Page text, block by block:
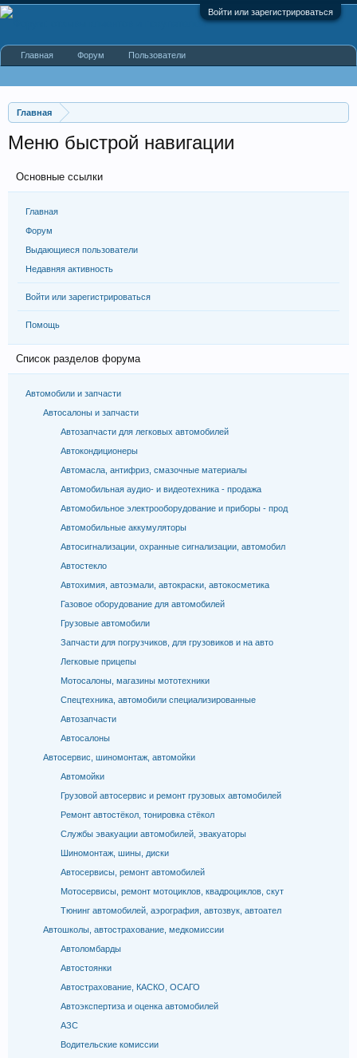
Войти или зарегистрироваться
Главная
Меню быстрой навигации
Основные ссылки
Главная
Форум
Выдающиеся пользователи
Недавняя активность
Войти или зарегистрироваться
Помощь
Список разделов форума
Автомобили и запчасти
Автосалоны и запчасти
Автозапчасти для легковых автомобилей
Автокондиционеры
Автомасла, антифриз, смазочные материалы
Автомобильная аудио- и видеотехника - продажа
Автомобильное электрооборудование и приборы - прод
Автомобильные аккумуляторы
Автосигнализации, охранные сигнализации, автомобил
Автостекло
Автохимия, автоэмали, автокраски, автокосметика
Газовое оборудование для автомобилей
Грузовые автомобили
Запчасти для погрузчиков, для грузовиков и на авто
Легковые прицепы
Мотосалоны, магазины мототехники
Спецтехника, автомобили специализированные
Автозапчасти
Автосалоны
Автосервис, шиномонтаж, автомойки
Автомойки
Грузовой автосервис и ремонт грузовых автомобилей
Ремонт автостёкол, тонировка стёкол
Службы эвакуации автомобилей, эвакуаторы
Шиномонтаж, шины, диски
Автосервисы, ремонт автомобилей
Мотосервисы, ремонт мотоциклов, квадроциклов, скут
Тюнинг автомобилей, аэрография, автозвук, автоател
Автошколы, автострахование, медкомиссии
Автоломбарды
Автостоянки
Автострахование, КАСКО, ОСАГО
Автоэкспертиза и оценка автомобилей
АЗС
Водительские комиссии
Главная Форум Пользователи